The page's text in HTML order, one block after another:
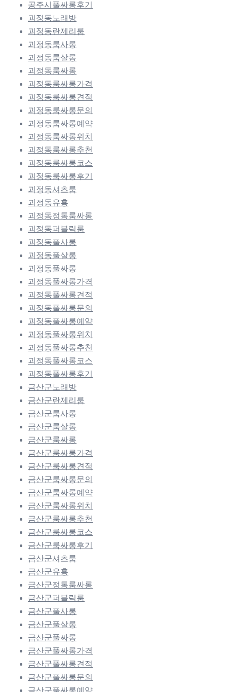
공주시풀싸롱후기
괴정동노래방
괴정동란제리룸
괴정동룸사롱
괴정동룸살롱
괴정동룸싸롱
괴정동룸싸롱가격
괴정동룸싸롱견적
괴정동룸싸롱문의
괴정동룸싸롱예약
괴정동룸싸롱위치
괴정동룸싸롱추천
괴정동룸싸롱코스
괴정동룸싸롱후기
괴정동셔츠룸
괴정동유흥
괴정동정통룸싸롱
괴정동퍼블릭룸
괴정동풀사롱
괴정동풀살롱
괴정동풀싸롱
괴정동풀싸롱가격
괴정동풀싸롱견적
괴정동풀싸롱문의
괴정동풀싸롱예약
괴정동풀싸롱위치
괴정동풀싸롱추천
괴정동풀싸롱코스
괴정동풀싸롱후기
금산군노래방
금산군란제리룸
금산군룸사롱
금산군룸살롱
금산군룸싸롱
금산군룸싸롱가격
금산군룸싸롱견적
금산군룸싸롱문의
금산군룸싸롱예약
금산군룸싸롱위치
금산군룸싸롱추천
금산군룸싸롱코스
금산군룸싸롱후기
금산군셔츠룸
금산군유흥
금산군정통룸싸롱
금산군퍼블릭룸
금산군풀사롱
금산군풀살롱
금산군풀싸롱
금산군풀싸롱가격
금산군풀싸롱견적
금산군풀싸롱문의